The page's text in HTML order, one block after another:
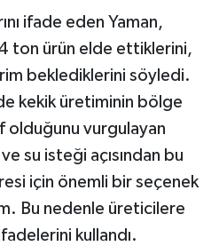
ifade eden Yaman,
ton ürün elde ettiklerini,
beklediklerini söyledi.
kekik üretiminin bölge
olduğunu vurgulayan
su isteği açısından bu
için önemli bir seçenek
Bu nedenle üreticilere
kullandı.